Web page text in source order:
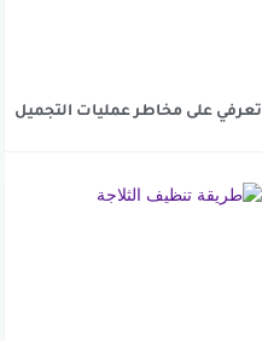
تعرفي على مخاطر عمليات التجميل